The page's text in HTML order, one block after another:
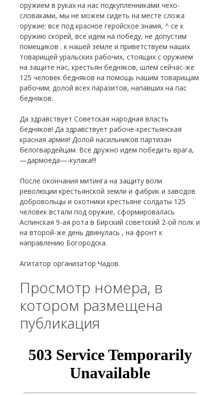
оружием в руках на нас подкупленниками чехо-
словаками, мы не можем сидеть на месте сложа
оружие: все под красное геройское знамя, ^ се к
оружию скорей, все идем на победу, не допустим
помещиков . к нашей земле и приветствуем наших
товарищей уральских рабочих, стоящих с оружием
на защите нас, крестьян бедняков, шлем сейчас-же
125 человек бедняков на помощь нашим товарищам
рабочим; долой всех паразитов, напавших на пас
бедняков.
Да здравствует Советская народная власть
бедняков! Да здравствует рабоче-крестьянская
красная армия! Долой насильников партизан
белогвардейцам. Все дружно идем победить врага,
—дармоеда—-кулака!!!
После окончания митинга на защиту воли
революции крестьянской земли и фабрик и заводов
добровольцы и охотники крестьяне солдаты 125
человек встали под оружие, сформировалась
Аспинская 9-ая рота в Бирский советский 2-ой полк и
на второй-же день двинулась , на фронт к
направлению Богородска.
Агитатор организатор Чадов.
Просмотр номера, в
котором размещена
публикация